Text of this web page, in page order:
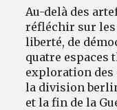
Au-delà des
réfléchir sur
liberté, de
quatre espaces
exploration des
la division
et la fin de la